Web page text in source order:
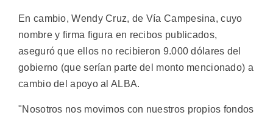
En cambio, Wendy Cruz, de Vía Campesina, cuyo
nombre y firma figura en recibos publicados,
aseguró que ellos no recibieron 9.000 dólares del
gobierno (que serían parte del monto mencionado) a
cambio del apoyo al ALBA.
"Nosotros nos movimos con nuestros propios fondos